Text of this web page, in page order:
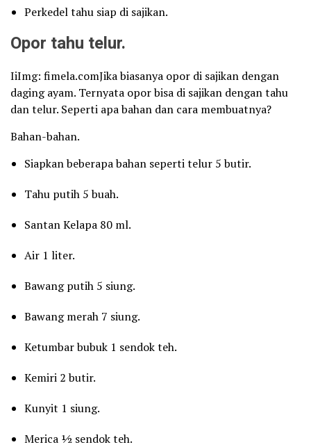
Perkedel tahu siap di sajikan.
Opor tahu telur.
IiImg: fimela.comJika biasanya opor di sajikan dengan
daging ayam. Ternyata opor bisa di sajikan dengan tahu
dan telur. Seperti apa bahan dan cara membuatnya?
Bahan-bahan.
Siapkan beberapa bahan seperti telur 5 butir.
Tahu putih 5 buah.
Santan Kelapa 80 ml.
Air 1 liter.
Bawang putih 5 siung.
Bawang merah 7 siung.
Ketumbar bubuk 1 sendok teh.
Kemiri 2 butir.
Kunyit 1 siung.
Merica ½ sendok teh.